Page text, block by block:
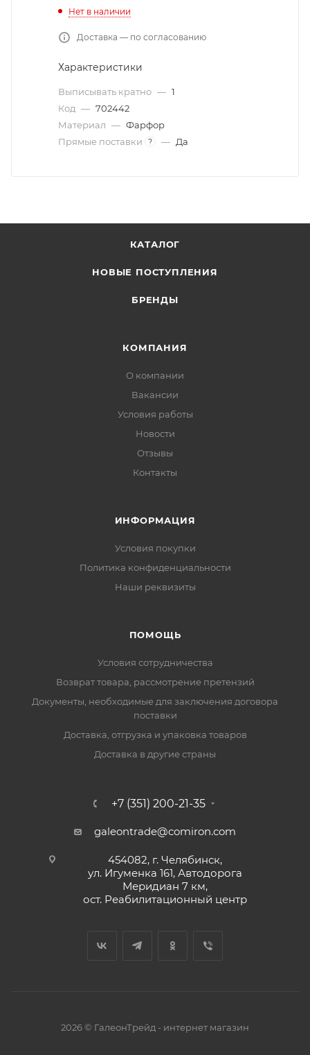
Нет в наличии
Доставка — по согласованию
Характеристики
Выписывать кратно — 1
Код — 702442
Материал — Фарфор
Прямые поставки
? — Да
КАТАЛОГ
НОВЫЕ ПОСТУПЛЕНИЯ
БРЕНДЫ
КОМПАНИЯ
О компании
Вакансии
Условия работы
Новости
Отзывы
Контакты
ИНФОРМАЦИЯ
Условия покупки
Политика конфиденциальности
Наши реквизиты
ПОМОЩЬ
Условия сотрудничества
Возврат товара, рассмотрение претензий
Документы, необходимые для заключения договора
поставки
Доставка, отгрузка и упаковка товаров
Доставка в другие страны
+7 (351) 200-21-35
galeontrade@comiron.com
454082, г. Челябинск,
ул. Игуменка 161, Автодорога
Меридиан 7 км,
ост. Реабилитационный центр
2026 © ГалеонТрейд - интернет магазин